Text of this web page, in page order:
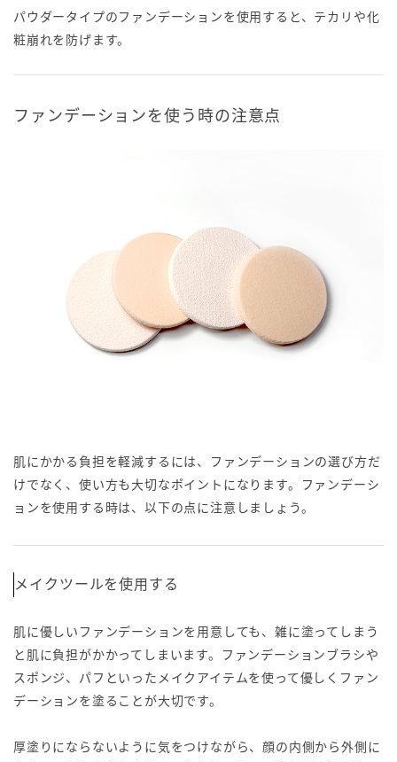
パウダータイプのファンデーションを使用すると、テカリや化
粧崩れを防げます。
ファンデーションを使う時の注意点
肌にかかる負担を軽減するには、ファンデーションの選び方だ
けでなく、使い方も大切なポイントになります。ファンデーシ
ョンを使用する時は、以下の点に注意しましょう。
メイクツールを使用する
肌に優しいファンデーションを用意しても、雑に塗ってしまう
と肌に負担がかかってしまいます。ファンデーションブラシや
スポンジ、パフといったメイクアイテムを使って優しくファン
デーションを塗ることが大切です。
厚塗りにならないように気をつけながら、顔の内側から外側に